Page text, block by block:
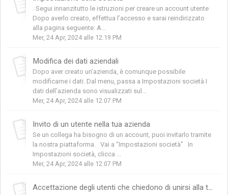
Segui innanzitutto le istruzioni per creare un account utente
Dopo averlo creato, effettua l’accesso e sarai reindirizzato
alla pagina seguente: A...
Mer, 24 Apr, 2024 alle 12:19 PM
Modifica dei dati aziendali
Dopo aver creato un’azienda, è comunque possibile
modificarne i dati. Dal menu, passa a Impostazioni società I
dati dell’azienda sono visualizzati sul...
Mer, 24 Apr, 2024 alle 12:07 PM
Invito di un utente nella tua azienda
Se un collega ha bisogno di un account, puoi invitarlo tramite
la nostra piattaforma. Vai a “Impostazioni società” In
Impostazioni società, clicca ...
Mer, 24 Apr, 2024 alle 12:07 PM